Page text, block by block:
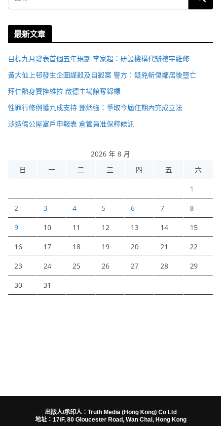
最新文章
目標九月發表首個五年規劃 李家超：研設機構代辦樓宇維修
黃大仙上邨發生企圖謀殺及自殺案 警方：疑兇斬傷鄰居後墮亡
拜仁熱身賽挫維拉 啟德主場館奪錦標
性罪行修例獲九成支持 鄧炳強：爭取今屆任期內完成立法
涉造假公屋富戶申報表 倉管員准保釋候訊
2026 年 8 月
日
一 二 三 四 五 六
1
2 3 4 5 6 7 8
9 10 11 12 13 14 15
16 17 18 19 20 21 22
23 24 25 26 27 28 29
30 31
出版人/承印人：Truth Media (Hong Kong) Co Ltd
地址：17/F, 80 Gloucester Road, Wan Chai, Hong Kong